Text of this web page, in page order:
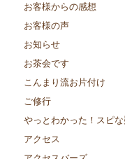
お客様からの感想
お客様の声
お知らせ
お茶会です
こんまり流お片付け
ご修行
やっとわかった！スピ
アクセス